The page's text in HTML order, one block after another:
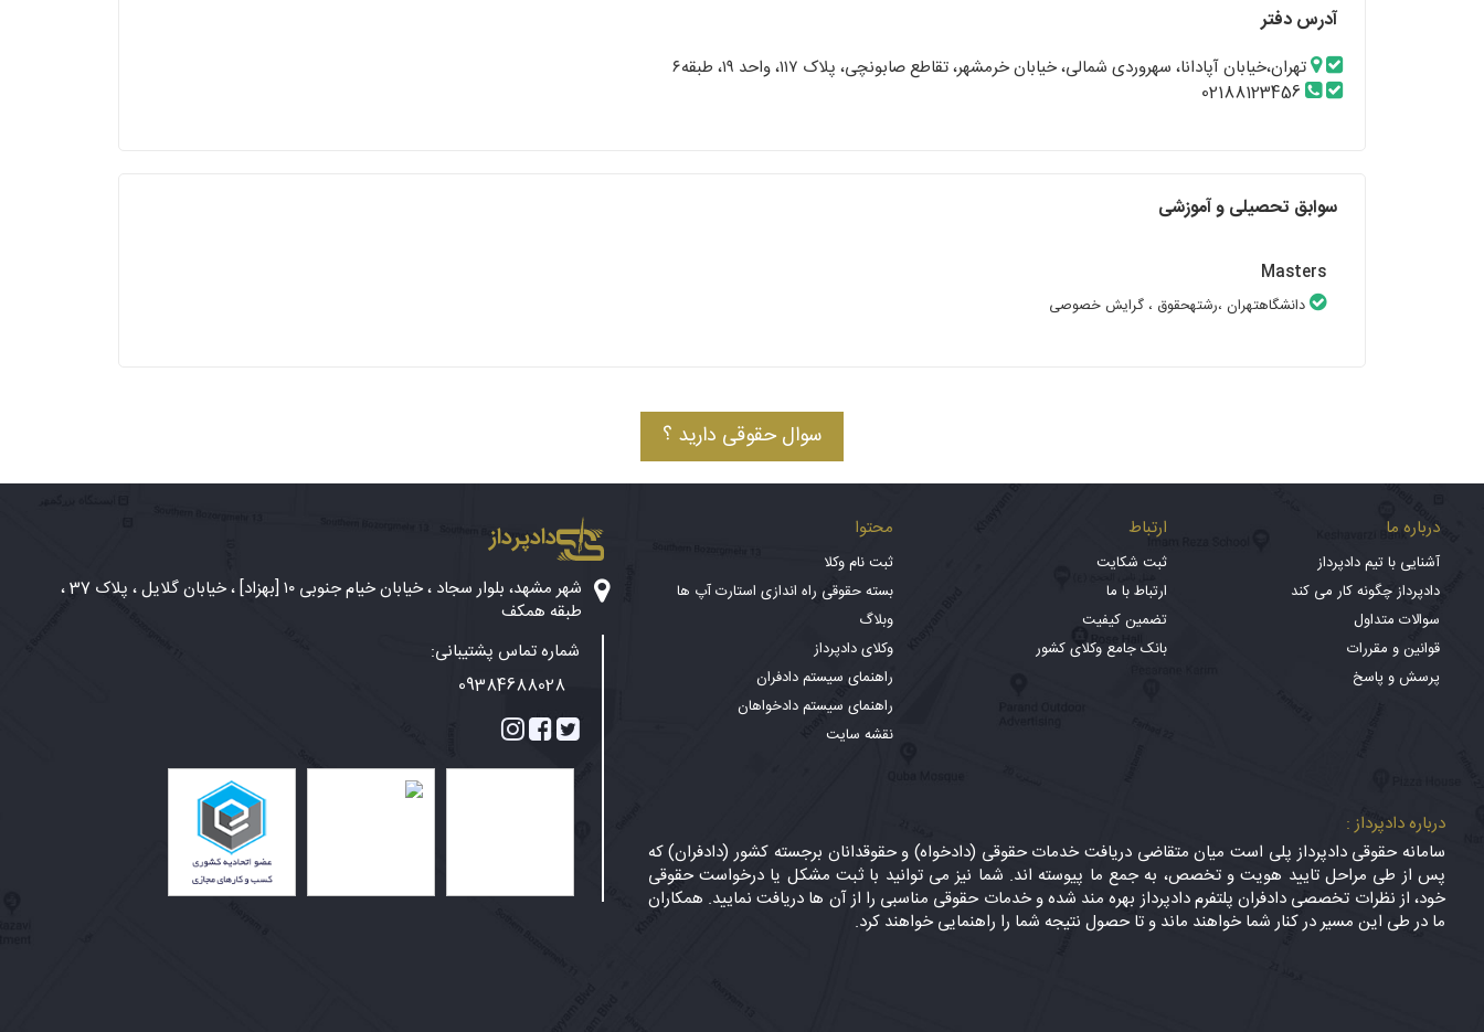
آدرس دفتر
تهران،خیابان آپادانا، سهروردی شمالی، خیابان خرمشهر، تقاطع صابونچی، پلاک ۱۱۷، واحد ۱۹، طبقه۶
02188123456
سوابق تحصیلی و آموزشی
Masters
دانشگاهتهران ،رشتهحقوق ، گرایش خصوصی
سوال حقوقی دارید ؟
درباره ما
آشنایی با تیم دادپرداز
دادپرداز چگونه کار می کند
سوالات متداول
قوانین و مقررات
پرسش و پاسخ
ارتباط
ثبت شکایت
ارتباط با ما
تضمین کیفیت
بانک جامع وکلای کشور
محتوا
ثبت نام وکلا
بسته حقوقی راه اندازی استارت آپ ها
وبلاگ
وکلای دادپرداز
راهنمای سیستم دادفران
راهنمای سیستم دادخواهان
نقشه سایت
درباره دادپرداز :
سامانه حقوقی دادپرداز پلی است میان متقاضی دریافت خدمات حقوقی (دادخواه) و حقوقدانان برجسته کشور (دادفران) که
پس از طی مراحل تایید هویت و تخصص، به جمع ما پیوسته اند. شما نیز می توانید با ثبت مشکل یا درخواست حقوقی
خود، از نظرات تخصصی دادفران پلتفرم دادپرداز بهره مند شده و خدمات حقوقی مناسبی را از آن ها دریافت نمایید. همکاران
ما در طی این مسیر در کنار شما خواهند ماند و تا حصول نتیجه شما را راهنمایی خواهند کرد.
دادپرداز
شهر مشهد، بلوار سجاد ، خیابان خیام جنوبی ۱۰ [بهزاد] ، خیابان گلایل ، پلاک 37 ،
طبقه همکف
شماره تماس پشتیبانی:
09384688028